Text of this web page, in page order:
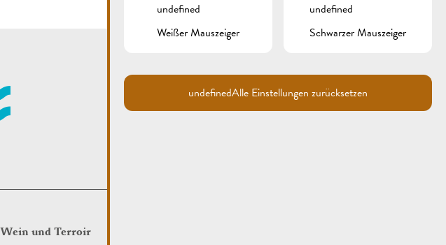
Wein und Terroir
undefined
Weißer Mauszeiger
undefined
Schwarzer Mauszeiger
undefinedAlle Einstellungen zurücksetzen